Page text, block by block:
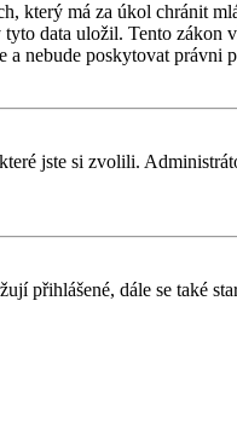
má za úkol chránit
data uložil. Tento
a nebude poskytovat
jste si zvolili.
přihlášené, dále se také